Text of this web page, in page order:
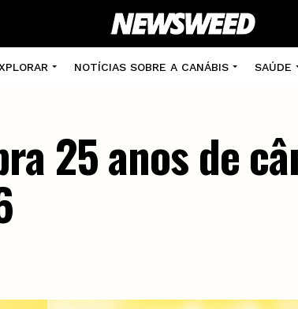
NOTÍCIAS SOBRE A CANÁBIS SAÚDE
25 anos de